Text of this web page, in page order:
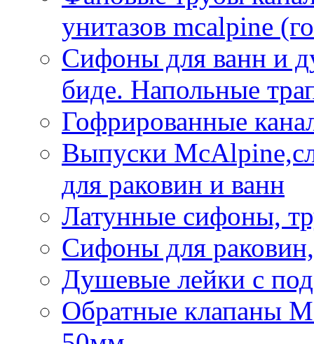
унитазов mcalpine
Сифоны для ванн и
биде. Напольные
Гофрированные
Выпуски
для раковин и ванн
Латунные сифоны,
Сифоны для
Душевые лейки с
Обратные клапаны